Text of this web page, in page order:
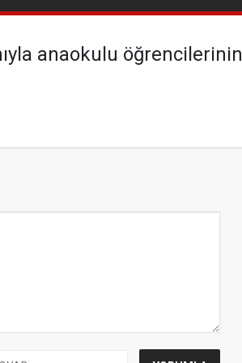
anaokulu öğrencilerinin